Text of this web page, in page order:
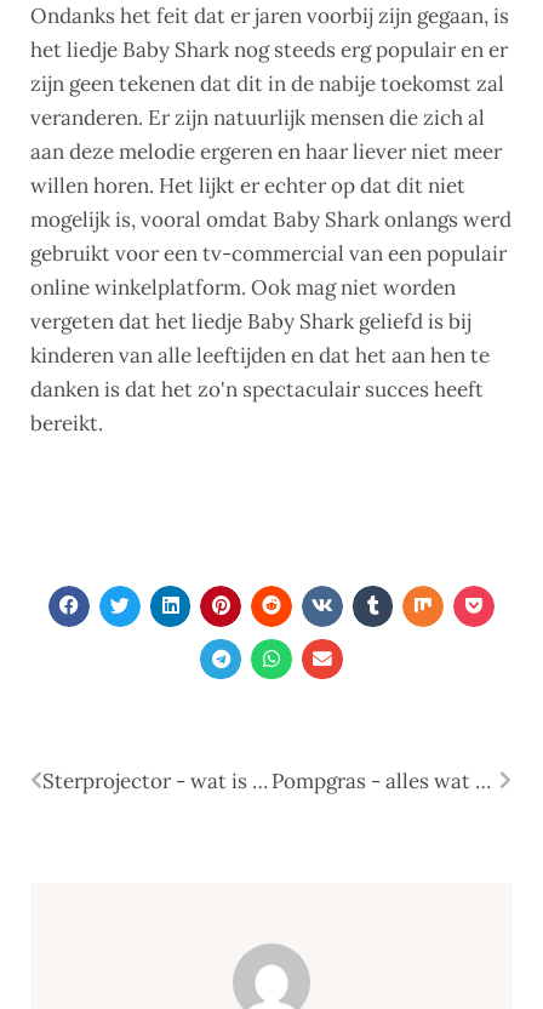
Ondanks het feit dat er jaren voorbij zijn gegaan, is
het liedje Baby Shark nog steeds erg populair en er
zijn geen tekenen dat dit in de nabije toekomst zal
veranderen. Er zijn natuurlijk mensen die zich al
aan deze melodie ergeren en haar liever niet meer
willen horen. Het lijkt er echter op dat dit niet
mogelijk is, vooral omdat Baby Shark onlangs werd
gebruikt voor een tv-commercial van een populair
online winkelplatform. Ook mag niet worden
vergeten dat het liedje Baby Shark geliefd is bij
kinderen van alle leeftijden en dat het aan hen te
danken is dat het zo'n spectaculair succes heeft
bereikt.
Sterprojector - wat is het, wat is de moeite waard om erover te weten? Pompgras - alles wat u erover moet weten